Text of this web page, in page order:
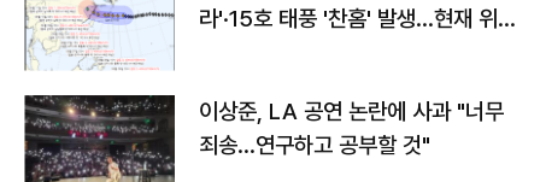
라'·15호 태풍 '찬홈' 발생…현재 위
이상준, LA 공연 논란에 사과 "너무
죄송…연구하고 공부할 것"